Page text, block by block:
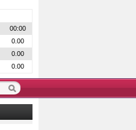
00:00
0.00
0.00
0.00